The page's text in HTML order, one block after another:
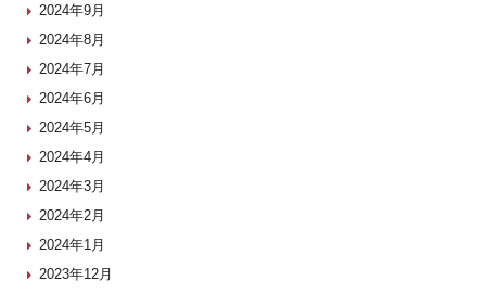
2024年9月
2024年8月
2024年7月
2024年6月
2024年5月
2024年4月
2024年3月
2024年2月
2024年1月
2023年12月